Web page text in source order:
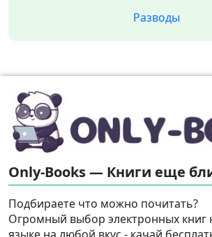
Разводы
Only-Books — Книги еще
Подбираете что можно почитать?
Огромный выбор электронных книг